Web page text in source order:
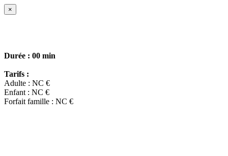
×
Durée : 00 min
Tarifs :
Adulte : NC €
Enfant : NC €
Forfait famille : NC €